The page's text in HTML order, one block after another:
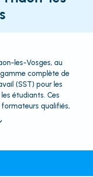
les-Vosges, au
complète de
(SST) pour les
étudiants. Ces
qualifiés,